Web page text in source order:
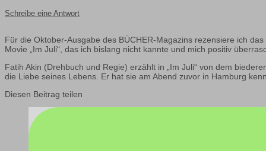
Schreibe eine Antwort
Für die Oktober-Ausgabe des BÜCHER-Magazins rezensiere ich das
Movie „Im Juli“, das ich bislang nicht kannte und mich positiv
Fatih Akin (Drehbuch und Regie) erzählt in „Im Juli“ von dem
die Liebe seines Lebens. Er hat sie am Abend zuvor in Hamburg
Diesen Beitrag teilen